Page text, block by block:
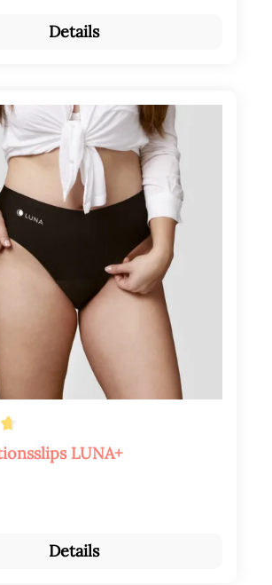
Details
Bewertung von 4.8 von
LUNA+
Details